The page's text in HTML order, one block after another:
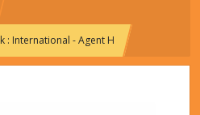
: International - Agent H